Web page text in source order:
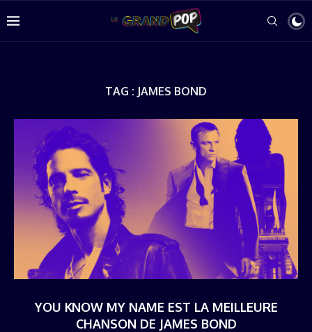
TAG : JAMES BOND
YOU KNOW MY NAME EST LA MEILLEURE
CHANSON DE JAMES BOND